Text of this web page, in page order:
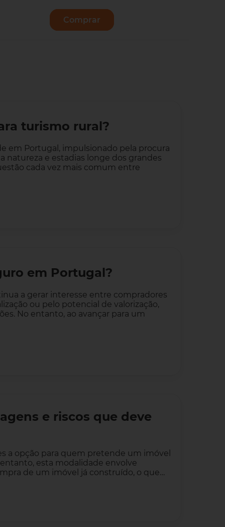
Comprar
turismo rural?
em Portugal, impulsionado pela procura
natureza e estadias longe dos grandes
cada vez mais comum entre
em Portugal?
a gerar interesse entre compradores
ou pelo potencial de valorização,
No entanto, ao avançar para um
e riscos que deve
a opção para quem pretende um imóvel
esta modalidade envolve
de um imóvel já construído, o que…